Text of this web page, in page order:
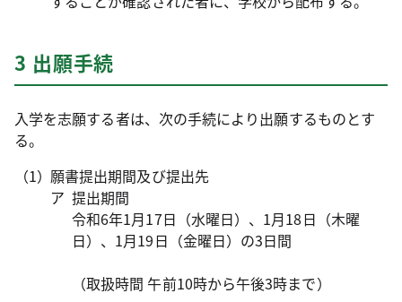
3 出願手続
入学を志願する者は、次の手続により出願するものとす
る。
願書提出期間及び提出先
提出期間
令和6年1月17日（水曜日）、1月18日（木曜
日）、1月19日（金曜日）の3日間
（取扱時間 午前10時から午後3時まで）